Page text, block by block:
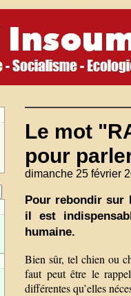
Le mot
pour
dimanche 25 février
Pour rebondir sur
il est
humaine.
Bien sûr, tel chien ou
faut peut être le
différentes qu’elles